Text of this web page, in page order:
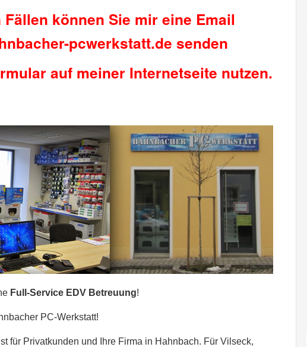
können Sie mir eine Email
pcwerkstatt.de senden
auf meiner Internetseite nutzen.
Full-Service EDV Betreuung!
PC-Werkstatt!
für Privatkunden und Ihre Firma in Hahnbach. Für Vilseck,